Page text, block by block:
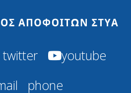
twitter
youtube
phone